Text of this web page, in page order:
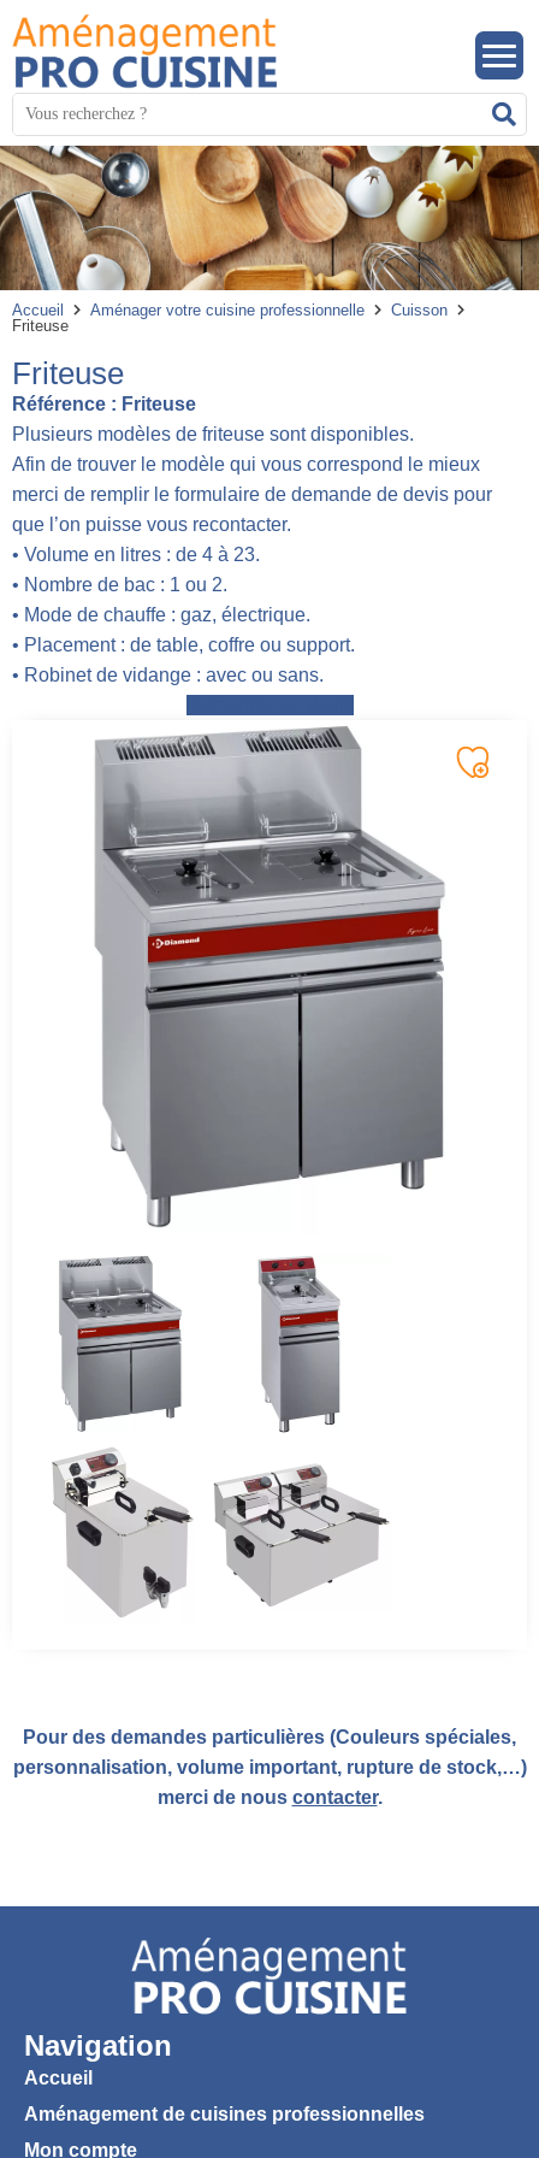
Mots
clés
:
Accueil Aménager votre cuisine professionnelle
Cuisson
Friteuse
Friteuse
Référence : Friteuse
Plusieurs modèles de friteuse sont disponibles.
Afin de trouver le modèle qui vous correspond le mieux
merci de remplir le formulaire de demande de devis pour
que l’on puisse vous recontacter.
• Volume en litres : de 4 à 23.
• Nombre de bac : 1 ou 2.
• Mode de chauffe : gaz, électrique.
• Placement : de table, coffre ou support.
• Robinet de vidange : avec ou sans.
Pour des demandes particulières (Couleurs spéciales,
personnalisation, volume important, rupture de stock,…)
merci de nous contacter.
Navigation
Accueil
Aménagement de cuisines professionnelles
Mon compte
Panneau de gestion des cookies